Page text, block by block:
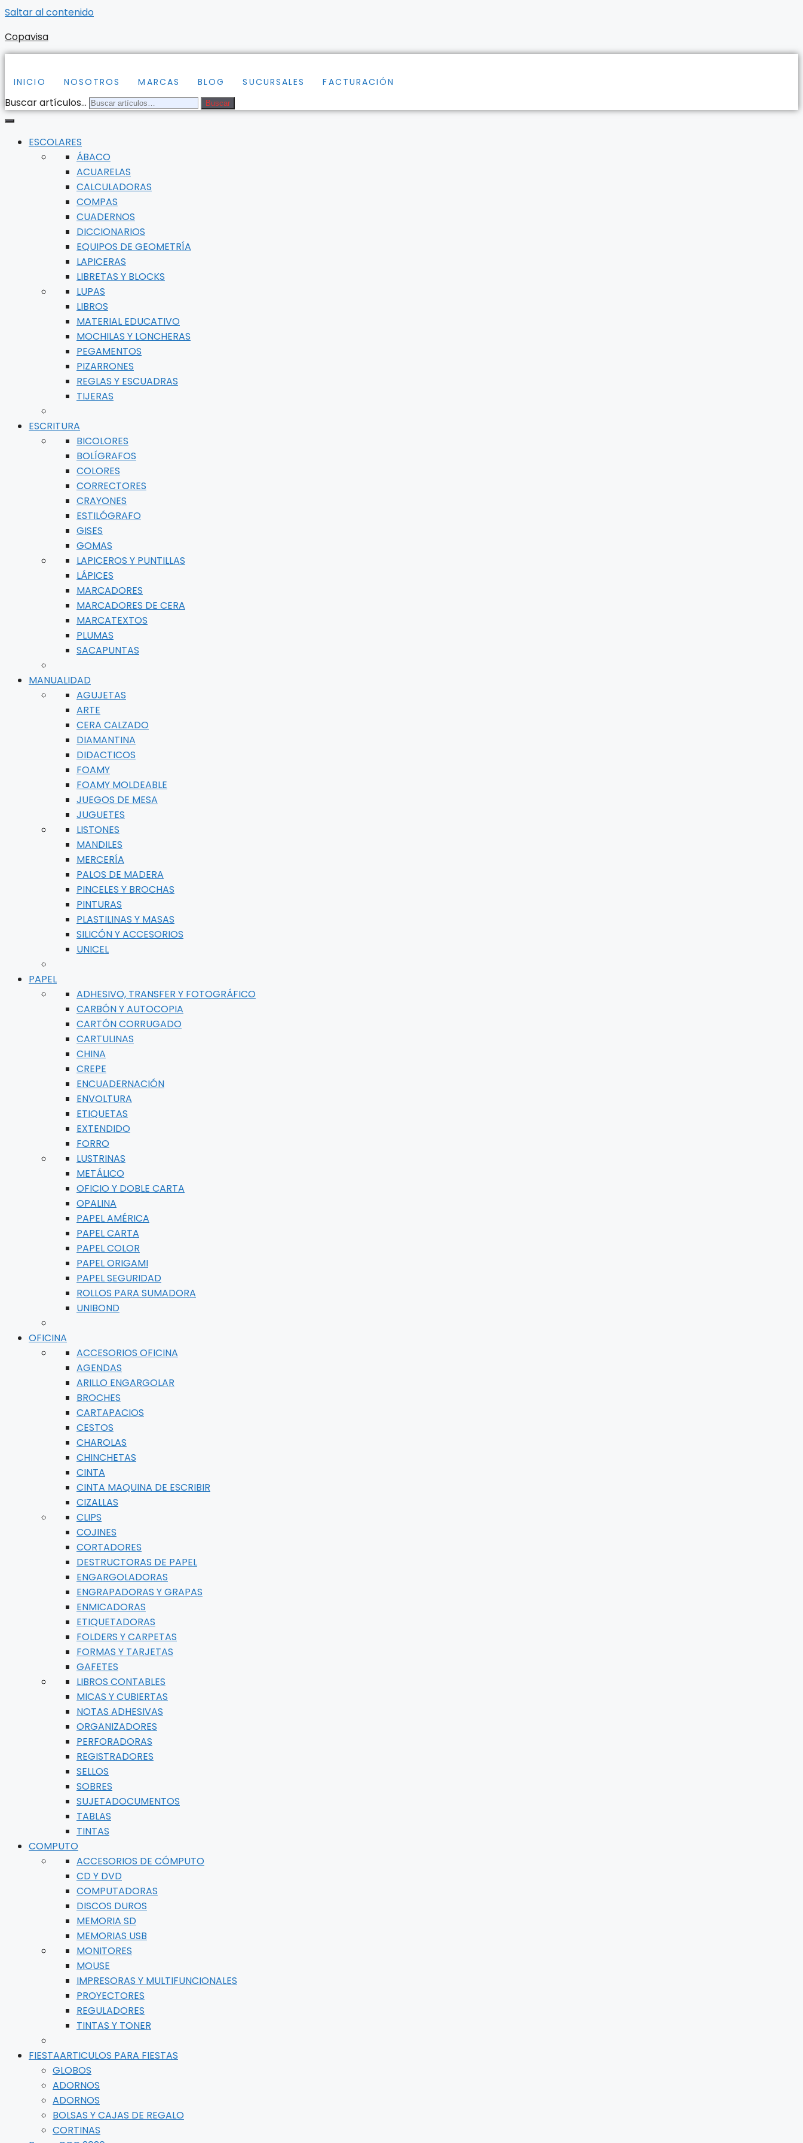
Saltar al contenido
Copavisa
INICIO NOSOTROS MARCAS BLOG SUCURSALES FACTURACIÓN
Buscar artículos… Buscar
ESCOLARES
ÁBACO
ACUARELAS
CALCULADORAS
COMPAS
CUADERNOS
DICCIONARIOS
EQUIPOS DE GEOMETRÍA
LAPICERAS
LIBRETAS Y BLOCKS
LUPAS
LIBROS
MATERIAL EDUCATIVO
MOCHILAS Y LONCHERAS
PEGAMENTOS
PIZARRONES
REGLAS Y ESCUADRAS
TIJERAS
ESCRITURA
BICOLORES
BOLÍGRAFOS
COLORES
CORRECTORES
CRAYONES
ESTILÓGRAFO
GISES
GOMAS
LAPICEROS Y PUNTILLAS
LÁPICES
MARCADORES
MARCADORES DE CERA
MARCATEXTOS
PLUMAS
SACAPUNTAS
MANUALIDAD
AGUJETAS
ARTE
CERA CALZADO
DIAMANTINA
DIDACTICOS
FOAMY
FOAMY MOLDEABLE
JUEGOS DE MESA
JUGUETES
LISTONES
MANDILES
MERCERÍA
PALOS DE MADERA
PINCELES Y BROCHAS
PINTURAS
PLASTILINAS Y MASAS
SILICÓN Y ACCESORIOS
UNICEL
PAPEL
ADHESIVO, TRANSFER Y FOTOGRÁFICO
CARBÓN Y AUTOCOPIA
CARTÓN CORRUGADO
CARTULINAS
CHINA
CREPE
ENCUADERNACIÓN
ENVOLTURA
ETIQUETAS
EXTENDIDO
FORRO
LUSTRINAS
METÁLICO
OFICIO Y DOBLE CARTA
OPALINA
PAPEL AMÉRICA
PAPEL CARTA
PAPEL COLOR
PAPEL ORIGAMI
PAPEL SEGURIDAD
ROLLOS PARA SUMADORA
UNIBOND
OFICINA
ACCESORIOS OFICINA
AGENDAS
ARILLO ENGARGOLAR
BROCHES
CARTAPACIOS
CESTOS
CHAROLAS
CHINCHETAS
CINTA
CINTA MAQUINA DE ESCRIBIR
CIZALLAS
CLIPS
COJINES
CORTADORES
DESTRUCTORAS DE PAPEL
ENGARGOLADORAS
ENGRAPADORAS Y GRAPAS
ENMICADORAS
ETIQUETADORAS
FOLDERS Y CARPETAS
FORMAS Y TARJETAS
GAFETES
LIBROS CONTABLES
MICAS Y CUBIERTAS
NOTAS ADHESIVAS
ORGANIZADORES
PERFORADORAS
REGISTRADORES
SELLOS
SOBRES
SUJETADOCUMENTOS
TABLAS
TINTAS
COMPUTO
ACCESORIOS DE CÓMPUTO
CD Y DVD
COMPUTADORAS
DISCOS DUROS
MEMORIA SD
MEMORIAS USB
MONITORES
MOUSE
IMPRESORAS Y MULTIFUNCIONALES
PROYECTORES
REGULADORES
TINTAS Y TONER
FIESTAARTICULOS PARA FIESTAS
GLOBOS
ADORNOS
ADORNOS
BOLSAS Y CAJAS DE REGALO
CORTINAS